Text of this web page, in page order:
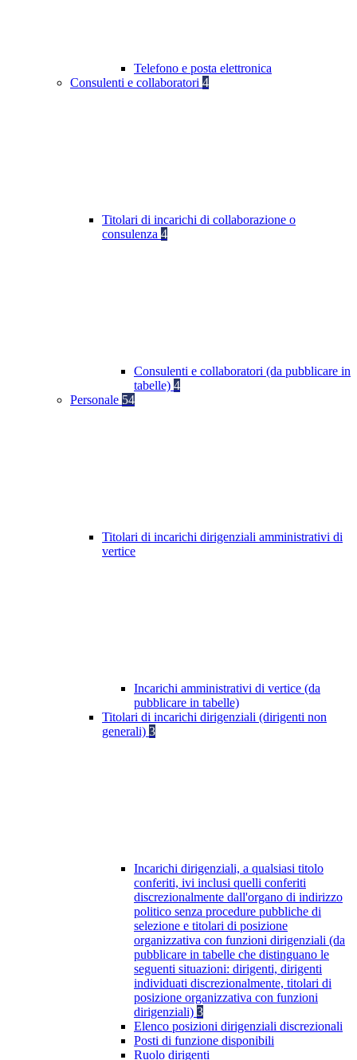
Telefono e posta elettronica
Consulenti e collaboratori 4
Titolari di incarichi di collaborazione o
consulenza 4
Consulenti e collaboratori (da pubblicare in
tabelle) 4
Personale 54
Titolari di incarichi dirigenziali amministrativi di
vertice
Incarichi amministrativi di vertice (da
pubblicare in tabelle)
Titolari di incarichi dirigenziali (dirigenti non
generali) 3
Incarichi dirigenziali, a qualsiasi titolo
conferiti, ivi inclusi quelli conferiti
discrezionalmente dall'organo di indirizzo
politico senza procedure pubbliche di
selezione e titolari di posizione
organizzativa con funzioni dirigenziali (da
pubblicare in tabelle che distinguano le
seguenti situazioni: dirigenti, dirigenti
individuati discrezionalmente, titolari di
posizione organizzativa con funzioni
dirigenziali) 3
Elenco posizioni dirigenziali discrezionali
Posti di funzione disponibili
Ruolo dirigenti